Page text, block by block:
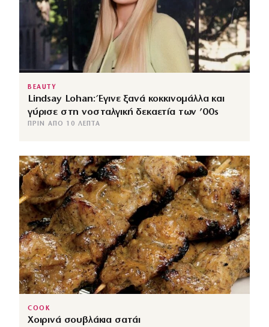
BEAUTY
Lindsay Lohan: Έγινε ξανά κοκκινομάλλα και
γύρισε στη νοσταλγική δεκαετία των ’00s
ΠΡΙΝ ΑΠΌ 10 ΛΕΠΤΆ
COOK
Χοιρινά σουβλάκια σατάι